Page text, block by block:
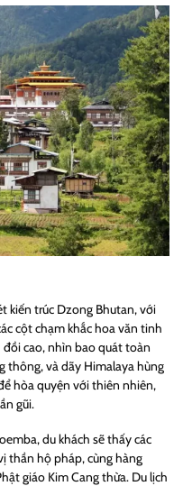
kiến trúc Dzong Bhutan, với
cột chạm khắc hoa văn tinh
cao, nhìn bao quát toàn
thông, và dãy Himalaya hùng
hòa quyện với thiên nhiên,
gũi.
du khách sẽ thấy các
thần hộ pháp, cùng hàng
giáo Kim Cang thừa. Du lịch